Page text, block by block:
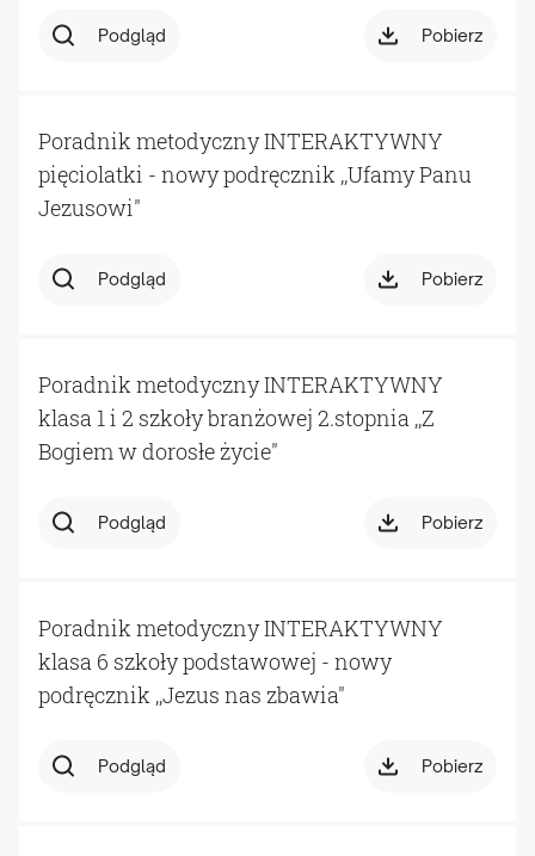
Podgląd Pobierz
Poradnik metodyczny INTERAKTYWNY
pięciolatki - nowy podręcznik ,,Ufamy Panu
Jezusowi"
Podgląd Pobierz
Poradnik metodyczny INTERAKTYWNY
klasa 1 i 2 szkoły branżowej 2.stopnia ,,Z
Bogiem w dorosłe życie"
Podgląd Pobierz
Poradnik metodyczny INTERAKTYWNY
klasa 6 szkoły podstawowej - nowy
podręcznik ,,Jezus nas zbawia"
Podgląd Pobierz